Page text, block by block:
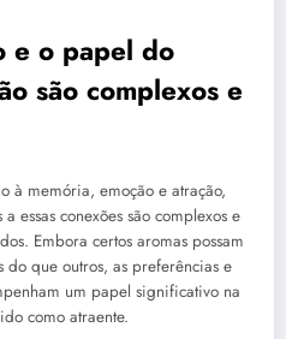
e o papel do
são complexos e
à memória, emoção e atração,
essas conexões são complexos e
Embora certos aromas possam
do que outros, as preferências e
um papel significativo na
como atraente.